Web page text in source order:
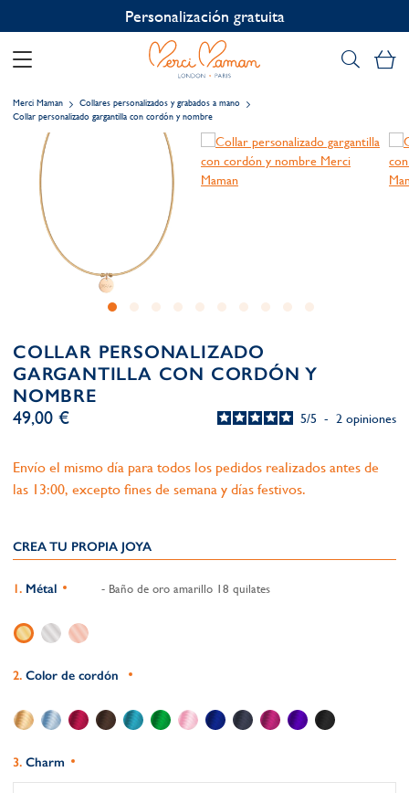
Personalización gratuita
Merci Maman
Collares personalizados y grabados a mano
Collar personalizado gargantilla con cordón y nombre
COLLAR PERSONALIZADO
GARGANTILLA CON CORDÓN Y
NOMBRE
5/5 - 2 opiniones
49,00 €
Envío el mismo día para todos los pedidos realizados antes de
las 13:00, excepto fines de semana y días festivos.
CREA TU PROPIA JOYA
Métal - Baño de oro amarillo 18 quilates
Color de cordón
Charm